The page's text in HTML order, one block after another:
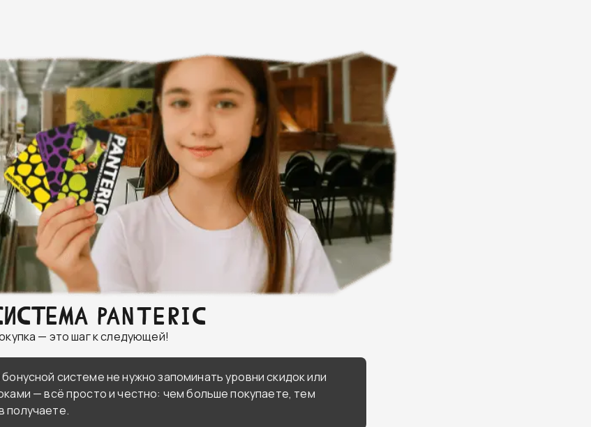
PANTERIC
— это шаг к следующей!
системе не нужно запоминать уровни скидок или
— всё просто и честно: чем больше покупаете, тем
получаете.